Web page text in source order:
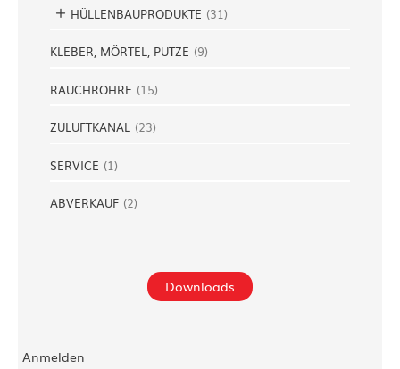
HÜLLENBAUPRODUKTE (31)
KLEBER, MÖRTEL, PUTZE (9)
RAUCHROHRE (15)
ZULUFTKANAL (23)
SERVICE (1)
ABVERKAUF (2)
Downloads
Anmelden